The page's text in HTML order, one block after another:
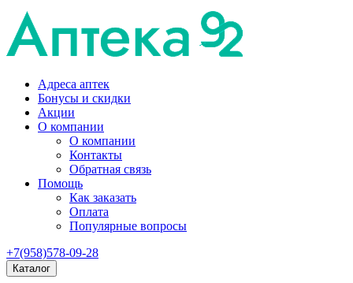
Адреса аптек
Бонусы и скидки
Акции
О компании
О компании
Контакты
Обратная связь
Помощь
Как заказать
Оплата
Популярные вопросы
+7(958)578-09-28
Каталог